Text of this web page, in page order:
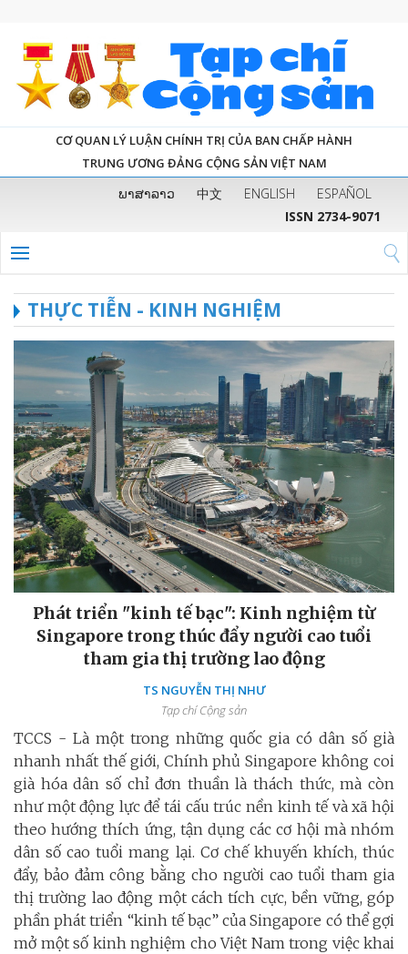
CƠ QUAN LÝ LUẬN CHÍNH TRỊ CỦA BAN CHẤP HÀNH
TRUNG ƯƠNG ĐẢNG CỘNG SẢN VIỆT NAM
ພາສາລາວ 中文 ENGLISH
ESPAÑOL
ISSN 2734-9071
THỰC TIỄN - KINH NGHIỆM
Phát triển "kinh tế bạc": Kinh nghiệm từ
Singapore trong thúc đẩy người cao tuổi
tham gia thị trường lao động
TS NGUYỄN THỊ NHƯ
Tạp chí Cộng sản
TCCS - Là một trong những quốc gia có dân số già
nhanh nhất thế giới, Chính phủ Singapore không coi
già hóa dân số chỉ đơn thuần là thách thức, mà còn
như một động lực để tái cấu trúc nền kinh tế và xã hội
theo hướng thích ứng, tận dụng các cơ hội mà nhóm
dân số cao tuổi mang lại. Cơ chế khuyến khích, thúc
đẩy, bảo đảm công bằng cho người cao tuổi tham gia
thị trường lao động một cách tích cực, bền vững, góp
phần phát triển “kinh tế bạc” của Singapore có thể gợi
mở một số kinh nghiệm cho Việt Nam trong việc khai